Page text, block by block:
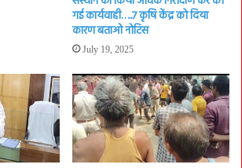
गई कार्यवाही…..7 कृषि केंद्र को दिया
कारण बताओ नोटिस
July 19, 2025